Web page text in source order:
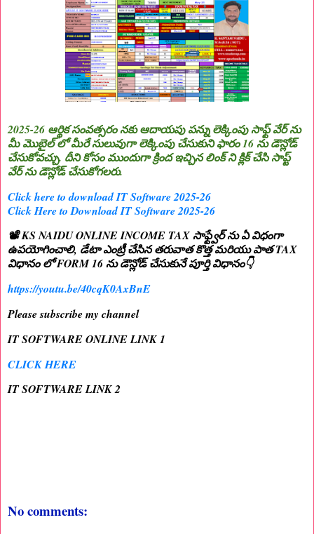
2025-26 ఆర్థిక సంవత్సరం నకు ఆదాయపు పన్ను లెక్కింపు సాఫ్ట్ వేర్ ను
మీ మొబైల్ లో మీరే సులువుగా లెక్కింపు చేసుకుని ఫారం 16 ను డౌన్లోడ్
చేసుకోవచ్చు. దీని కోసం ముందుగా క్రింద ఇచ్చిన లింక్ ని క్లిక్ చేసి సాప్ట్
వేర్ ను డౌన్లోడ్ చేసుకోగలరు.
Click here to download IT Software 2025-26
Click Here to Download IT Software 2025-26
📽️ KS NAIDU ONLINE INCOME TAX సాఫ్ట్వేర్ ను ఏ విధంగా
ఉపయోగించాలి, డేటా ఎంట్రీ చేసిన తరువాత కొత్త మరియు పాత TAX
విధానం లో FORM 16 ను డౌన్లోడ్ చేసుకునే పూర్తి విధానం👇
https://youtu.be/40cqK0AxBnE
Please subscribe my channel
IT SOFTWARE ONLINE LINK 1
CLICK HERE
IT SOFTWARE LINK 2
No comments: